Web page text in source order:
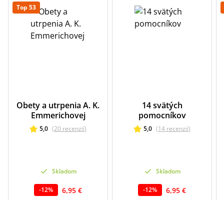
Top 53
Obety a utrpenia A. K.
Emmerichovej
5,0 (20 recenzií)
Skladom
-12% 6,95 €
14 svätých
pomocníkov
5,0 (14 recenzií)
Skladom
-12% 6,95 €